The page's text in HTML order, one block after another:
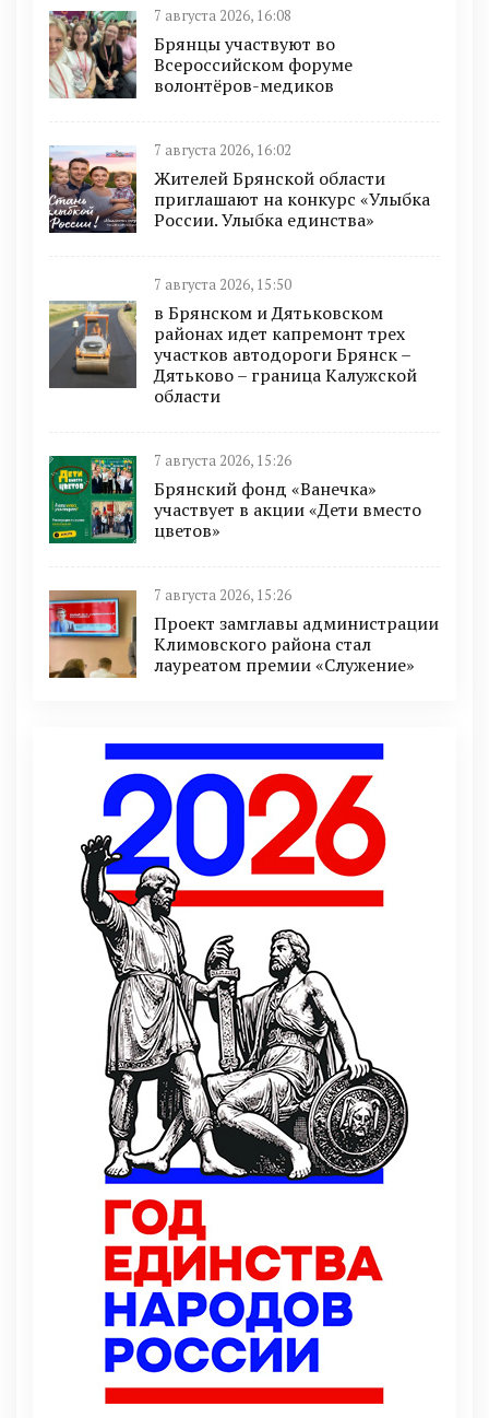
7 августа 2026, 16:08
Брянцы участвуют во
Всероссийском форуме
волонтёров-медиков
7 августа 2026, 16:02
Жителей Брянской области
приглашают на конкурс «Улыбка
России. Улыбка единства»
7 августа 2026, 15:50
в Брянском и Дятьковском
районах идет капремонт трех
участков автодороги Брянск –
Дятьково – граница Калужской
области
7 августа 2026, 15:26
Брянский фонд «Ванечка»
участвует в акции «Дети вместо
цветов»
7 августа 2026, 15:26
Проект замглавы администрации
Климовского района стал
лауреатом премии «Служение»